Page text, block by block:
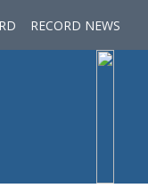
RECORD NEWS